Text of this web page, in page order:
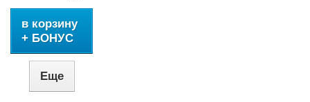
в корзину
+ БОНУС
Еще